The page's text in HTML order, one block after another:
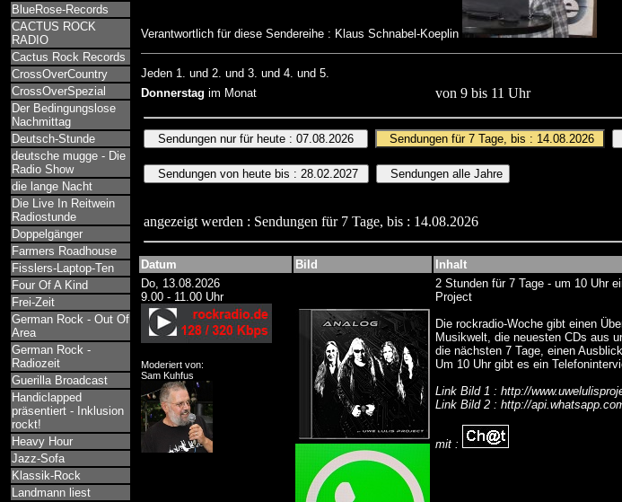
BlueRose-Records
CACTUS ROCK
RADIO
Cactus Rock Records
CrossOverCountry
CrossOverSpezial
Der Bedingungslose
Nachmittag
Deutsch-Stunde
deutsche mugge - Die
Radio Show
die lange Nacht
Die Live In Reitwein
Radiostunde
Doppelgänger
Farmers Roadhouse
Fisslers-Laptop-Ten
Four Of A Kind
Frei-Zeit
German Rock - Out Of
Area
German Rock -
Radiozeit
Guerilla Broadcast
Handiclapped
präsentiert - Inklusion
rockt!
Heavy Hour
Jazz-Sofa
Klassik-Rock
Landmann liest
Verantwortlich für diese Sendereihe : Klaus Schnabel-Koeplin
Jeden 1. und 2. und 3. und 4. und 5.
Donnerstag im Monat von 9 bis 11 Uhr
angezeigt werden : Sendungen für 7 Tage, bis : 14.08.2026
Datum Bild
Inhalt
Do, 13.08.2026
9.00 - 11.00 Uhr
Moderiert von:
Sam Kuhfus
2 Stunden für 7 Tage - um 10 Uhr
Project
Die rockradio-Woche gibt einen
Musikwelt, die neuesten CDs aus
die nächsten 7 Tage, einen
Um 10 Uhr gibt es ein
Link Bild 1 : http://
Link Bild 2 : http://
mit :